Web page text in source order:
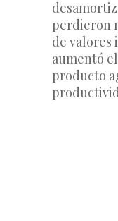
perdieron
de valores
aumentó
producto